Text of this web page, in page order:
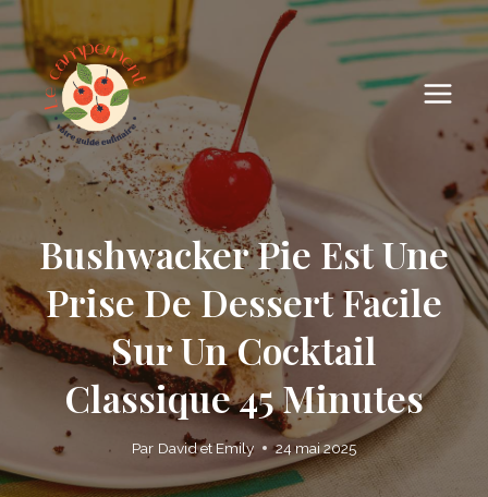
Skip
to
content
Bushwacker Pie Est Une
Prise De Dessert Facile
Sur Un Cocktail
Classique 45 Minutes
Par David et Emily 24 mai 2025